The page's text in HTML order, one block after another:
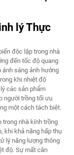
lý Thực
độc lập trong nhà
đến tốc độ quang
ánh sáng ảnh hưởng
khi nhiệt độ
các sản phẩm
người trồng tối ưu
một cách tách biệt.
trong nhà kính trồng
khi khả năng hấp thụ
lý năng lượng thông
độ. Sự mất cân